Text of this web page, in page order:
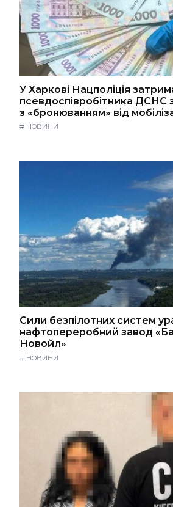
У Харкові Нацполіція
псевдоспівробітника ДСНС
з «бронюванням» від
# НОВИНИ
Сили безпілотних систем
нафтопереробний завод
Новойл»
# НОВИНИ